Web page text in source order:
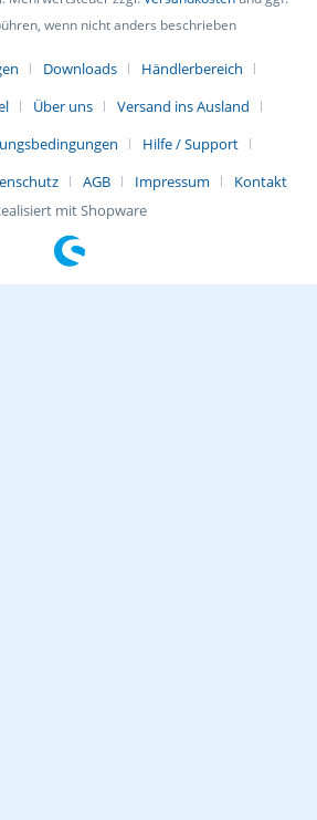
wenn nicht anders beschrieben
Downloads
Händlerbereich
Über uns
Versand ins Ausland
Hilfe / Support
AGB Impressum
Kontakt
mit Shopware